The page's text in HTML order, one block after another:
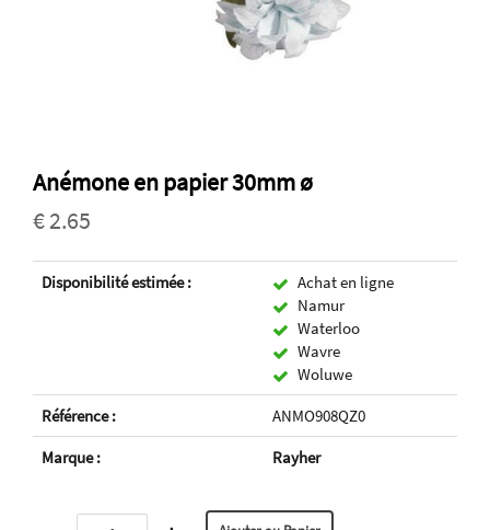
Anémone en papier 30mm ø
€ 2.65
Disponibilité estimée :
Achat en ligne
Namur
Waterloo
Wavre
Woluwe
Référence :
ANMO908QZ0
Marque :
Rayher